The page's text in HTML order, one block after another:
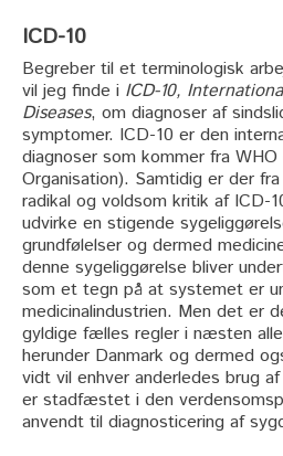
ICD-10
Begreber til et terminologisk
vil jeg finde i ICD-10,
Diseases, om diagnoser af
symptomer. ICD-10 er den
diagnoser som kommer fra
Organisation). Samtidig er der
radikal og voldsom kritik af ICD-
udvirke en stigende
grundfølelser og dermed
denne sygeliggørelse bliver
som et tegn på at systemet er
medicinalindustrien. Men det er
gyldige fælles regler i næsten
herunder Danmark og dermed
vidt vil enhver anderledes brug
er stadfæstet i den
anvendt til diagnosticering af